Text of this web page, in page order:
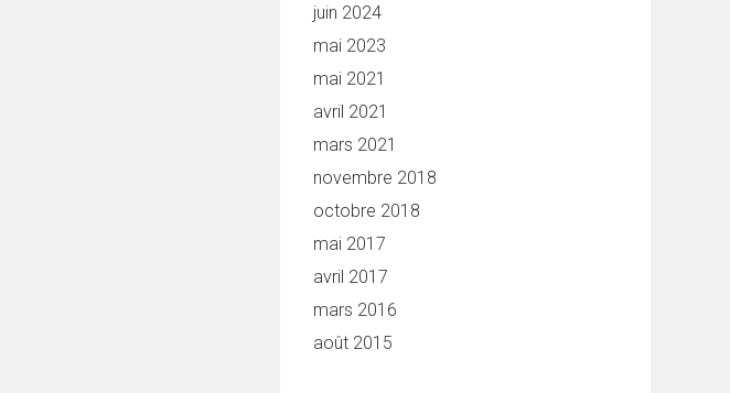
juin 2024
mai 2023
mai 2021
avril 2021
mars 2021
novembre 2018
octobre 2018
mai 2017
avril 2017
mars 2016
août 2015